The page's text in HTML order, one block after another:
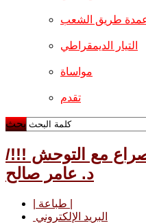
طريق الشعب
التيار الديمقراطي
مواساة
تقدم
بحث
مع التوحش !!!/
د. عامر صالح
البريد الإلكتروني